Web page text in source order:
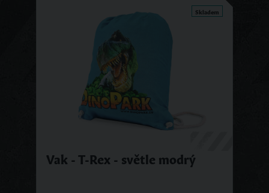
Skladem
Vak - T-Rex - světle modrý